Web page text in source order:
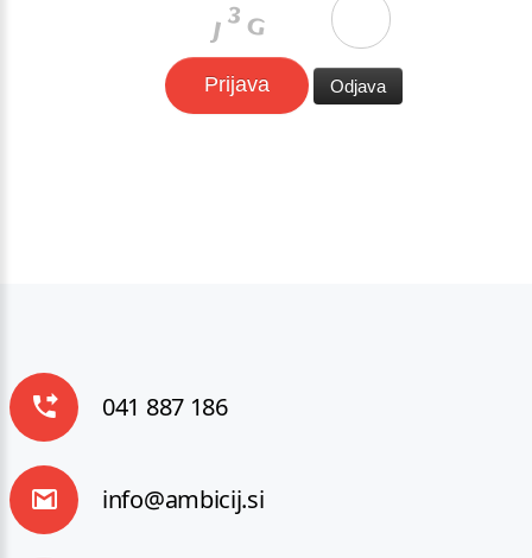
041 887 186
info@ambicij.si